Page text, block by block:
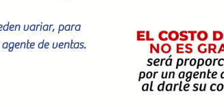
variar, para
de ventas.